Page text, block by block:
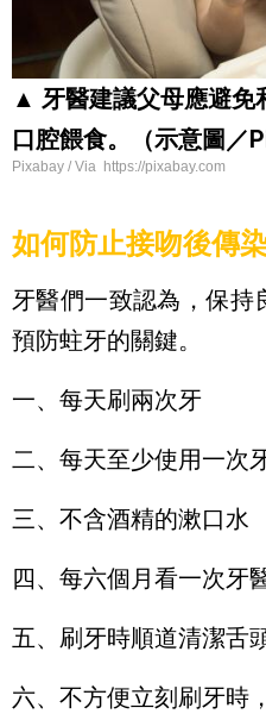
▲ 牙醫建議父母應避免
口腔餵食。（示意圖／
Pixabay / Via https://pixabay.com
如何防止接吻後傳
牙醫們一致認為，保持
預防蛀牙的關鍵。
一、每天刷兩次牙
二、每天至少使用一次
三、不含酒精的漱口水
四、每六個月看一次牙
五、刷牙時順道清潔舌
六、不方便立刻刷牙時